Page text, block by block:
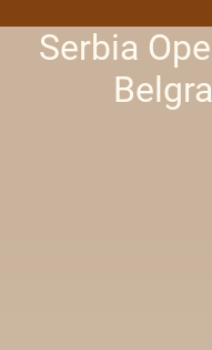
Serbia